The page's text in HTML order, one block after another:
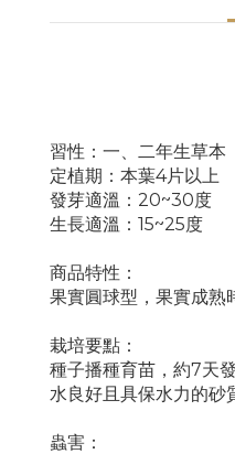
習性：一、二年生草本
定植期：本葉4片以上
發芽適溫：20~30度
生長適溫：15~25度
商品特性：
果實圓球型，果實成熟
栽培要點：
種子播種育苗，約7天
水良好且具保水力的砂
蟲害：